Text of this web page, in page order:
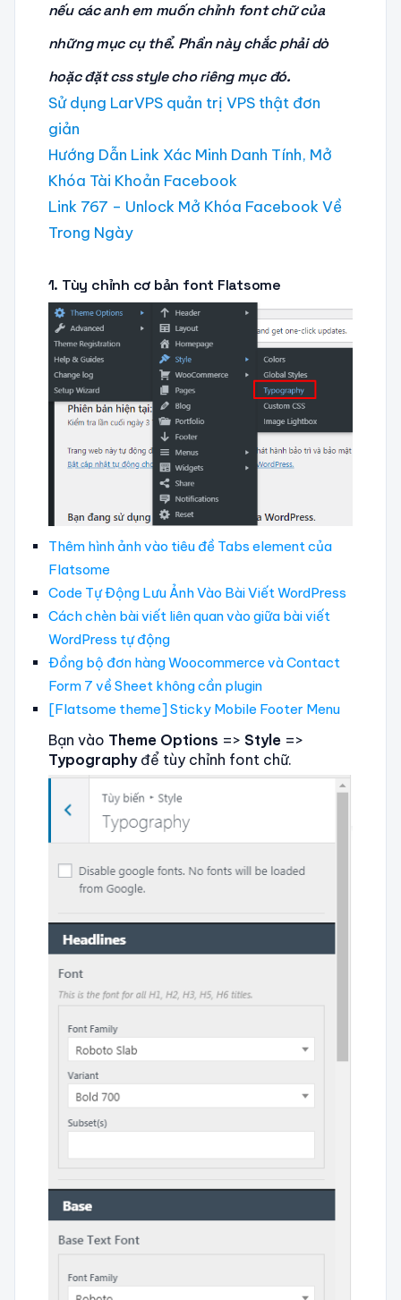
nếu các anh em muốn chỉnh font chữ của
những mục cụ thể. Phần này chắc phải dò
hoặc đặt css style cho riêng mục đó.
Sử dụng LarVPS quản trị VPS thật đơn
giản
Hướng Dẫn Link Xác Minh Danh Tính, Mở
Khóa Tài Khoản Facebook
Link 767 – Unlock Mở Khóa Facebook Về
Trong Ngày
1. Tùy chỉnh cơ bản font Flatsome
Thêm hình ảnh vào tiêu đề Tabs element của
Flatsome
Code Tự Động Lưu Ảnh Vào Bài Viết WordPress
Cách chèn bài viết liên quan vào giữa bài viết
WordPress tự động
Đồng bộ đơn hàng Woocommerce và Contact
Form 7 về Sheet không cần plugin
[Flatsome theme] Sticky Mobile Footer Menu
Bạn vào Theme Options => Style=>
Typographyđể tùy chỉnh font chữ.